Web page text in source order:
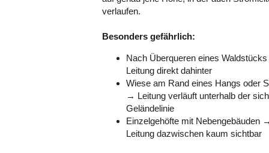
verlaufen.
Besonders gefährlich:
Nach Überqueren eines
Leitung direkt dahinter
Wiese am Rand eines Hangs oder
→ Leitung verläuft unterhalb der
Geländelinie
Einzelgehöfte mit Nebengebäuden
Leitung dazwischen kaum sichtbar